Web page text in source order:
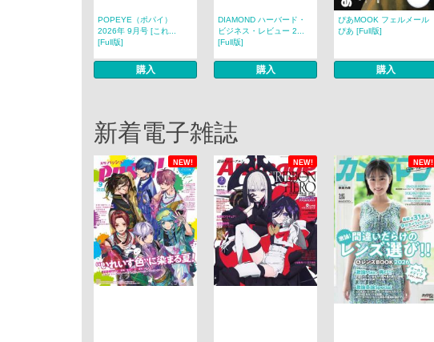
POPEYE（ポパイ）
2026年 9月号 [これ...
[Full版]
購入
DIAMOND ハーバード・
ビジネス・レビュー 2...
[Full版]
購入
ぴあMOOK フェルメール
ぴあ [Full版]
購入
新着電子雑誌
NEW! NEW! NEW!